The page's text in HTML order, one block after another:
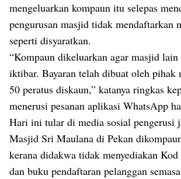
mengeluarkan kompaun itu selepas
pengurusan masjid tidak mendaftarkan
seperti disyaratkan.
“Kompaun dikeluarkan agar masjid
iktibar. Bayaran telah dibuat oleh pihak
50 peratus diskaun,” katanya ringkas
menerusi pesanan aplikasi WhatsApp
Hari ini tular di media sosial pengerusi
Masjid Sri Maulana di Pekan
kerana didakwa tidak menyediakan
dan buku pendaftaran pelanggan